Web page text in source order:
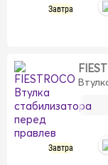
Завтра
Завтра